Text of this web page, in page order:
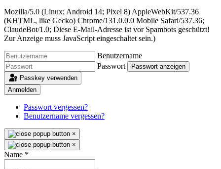
Mozilla/5.0 (Linux; Android 14; Pixel 8) AppleWebKit/537.36
(KHTML, like Gecko) Chrome/131.0.0.0 Mobile Safari/537.36;
ClaudeBot/1.0; Diese E-Mail-Adresse ist vor Spambots geschützt!
Zur Anzeige muss JavaScript eingeschaltet sein.)
Benutzername
Passwort
Passwort anzeigen
Passkey verwenden
Anmelden
Passwort vergessen?
Benutzername vergessen?
×
×
Name *